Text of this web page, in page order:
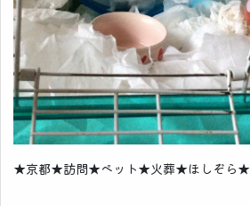
★京都★訪問★ペット★火葬★ほしぞら★